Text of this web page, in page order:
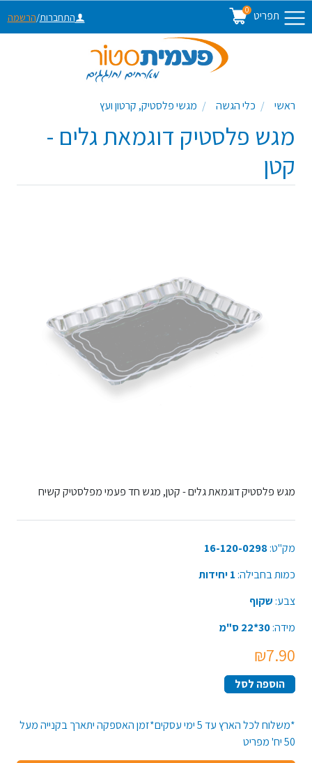
תפריט 0
התחברות/הרשמה
ראשי כלי הגשה מגשי פלסטיק, קרטון ועץ
מגש פלסטיק דוגמאת גלים -
קטן
מגש פלסטיק דוגמאת גלים - קטן, מגש חד פעמי מפלסטיק קשיח
מק"ט:16-120-0298
כמות בחבילה: 1 יחידות
צבע: שקוף
מידה:30*22 ס"מ
₪7.90
הוספה לסל
*משלוח לכל הארץ עד 5 ימי עסקים*זמן האספקה יתארך בקנייה מעל
50 יח' מפריט